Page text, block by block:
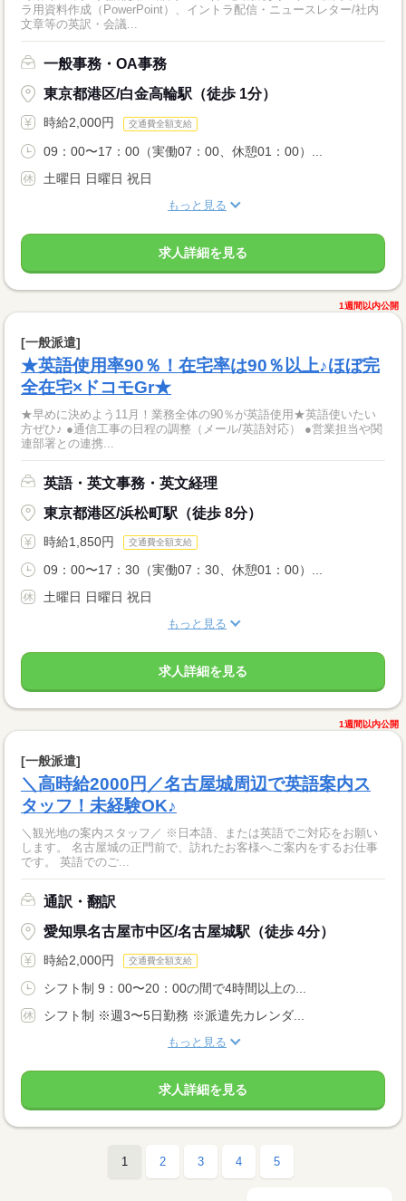
ラ用資料作成（PowerPoint）、イントラ配信・ニュースレター/社内
文章等の英訳・会議...
一般事務・OA事務
東京都港区/白金高輪駅（徒歩 1分）
時給2,000円 交通費全額支給
09：00〜17：00（実働07：00、休憩01：00）...
土曜日 日曜日 祝日
もっと見る
求人詳細を見る
1週間以内公開
[一般派遣]
★英語使用率90％！在宅率は90％以上♪ほぼ完
全在宅×ドコモGr★
★早めに決めよう11月！業務全体の90％が英語使用★英語使いたい
方ぜひ♪ ●通信工事の日程の調整（メール/英語対応） ●営業担当や関
連部署との連携...
英語・英文事務・英文経理
東京都港区/浜松町駅（徒歩 8分）
時給1,850円 交通費全額支給
09：00〜17：30（実働07：30、休憩01：00）...
土曜日 日曜日 祝日
もっと見る
求人詳細を見る
1週間以内公開
[一般派遣]
＼高時給2000円／名古屋城周辺で英語案内ス
タッフ！未経験OK♪
＼観光地の案内スタッフ／ ※日本語、または英語でご対応をお願い
します。 名古屋城の正門前で、訪れたお客様へご案内をするお仕事
です。 英語でのご...
通訳・翻訳
愛知県名古屋市中区/名古屋城駅（徒歩 4分）
時給2,000円 交通費全額支給
シフト制 9：00〜20：00の間で4時間以上の...
シフト制 ※週3〜5日勤務 ※派遣先カレンダ...
もっと見る
求人詳細を見る
1 2 3 4 5